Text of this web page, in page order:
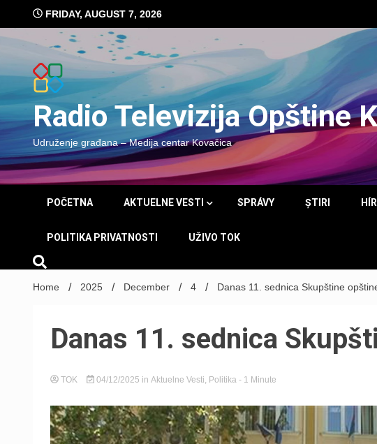
content
FRIDAY, AUGUST 7, 2026
Radio Televizija Opštine
Udruženje građana – Medija centar Kovačica
POČETNA AKTUELNE VESTI SPRÁVY ȘTIRI
POLITIKA PRIVATNOSTI UŽIVO TOK
Home 2025 December 4 Danas 11. sednica Skupštine
Danas 11. sednica
TOK 04/12/2025 in Aktuelne Vesti Politika - 1 Minute